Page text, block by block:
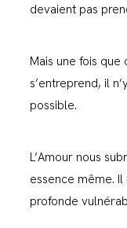
devaient pas
Mais une fois que
s’entreprend, il
possible.
L’Amour nous
essence même.
profonde